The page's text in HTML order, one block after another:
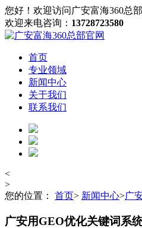
您好！欢迎访问广安富海360总
欢迎来电咨询： 13728723580
首页
专业领域
新闻中心
关于我们
联系我们
<
>
您的位置： 首页> 新闻中心>广
广安用GEO优化关键词系